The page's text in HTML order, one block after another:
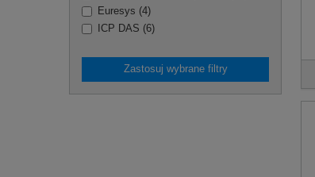
Euresys (4)
ICP DAS (6)
Zastosuj wybrane filtry